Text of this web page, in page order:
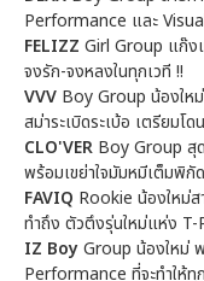
Performance และ
FELIZZ Girl Group แก๊ง
จงรัก-จงหลงในทุกเวที !!
VVV Boy Group น้องให
สม่าระเบิดระเบ้อ เตรียมโ
CLO'VER Boy Group สุ
พร้อมเขย่าใจมัมหมีเต็มพิกั
FAVIQ Rookie น้องใหม่
ทำถึง ตัวตึงรุ่นใหม่แห่ง T-
IZ BoyGroup น้องใหม่
Performance ที่จะทำให้